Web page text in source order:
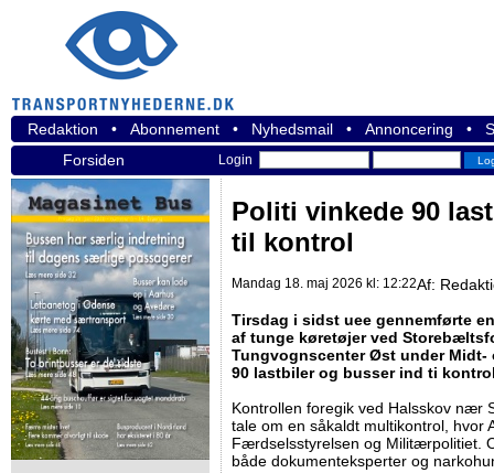
Redaktion • Abonnement • Nyhedsmail • Annoncering •
Forsiden
Login
Politi vinkede 90
til kontrol
Mandag 18. maj 2026 kl: 12:22Af:
Tirsdag i sidst uee gennemførte
af tunge køretøjer ved
Tungvognscenter Øst under
90 lastbiler og busser ind ti
Kontrollen foregik ved Halsskov nær
tale om en såkaldt multikontrol, hvor
Færdselsstyrelsen og Militærpolitiet.
både dokumenteksperter og